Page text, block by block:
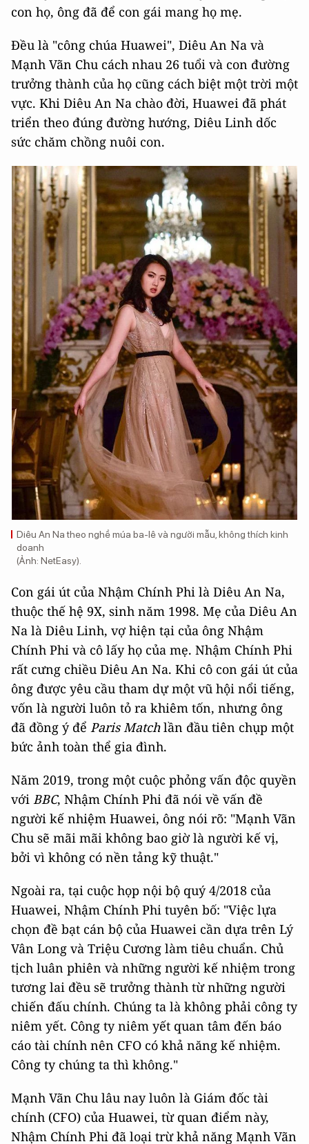
con họ, ông đã để con gái mang họ mẹ.
Đều là "công chúa Huawei", Diêu An Na và
Mạnh Vãn Chu cách nhau 26 tuổi và con đường
trưởng thành của họ cũng cách biệt một trời một
vực. Khi Diêu An Na chào đời, Huawei đã phát
triển theo đúng đường hướng, Diêu Linh dốc
sức chăm chồng nuôi con.
Diêu An Na theo nghề múa ba-lê và người mẫu, không thích kinh
doanh
(Ảnh: NetEasy).
Con gái út của Nhậm Chính Phi là Diêu An Na,
thuộc thế hệ 9X, sinh năm 1998. Mẹ của Diêu An
Na là Diêu Linh, vợ hiện tại của ông Nhậm
Chính Phi và cô lấy họ của mẹ. Nhậm Chính Phi
rất cưng chiều Diêu An Na. Khi cô con gái út của
ông được yêu cầu tham dự một vũ hội nổi tiếng,
vốn là người luôn tỏ ra khiêm tốn, nhưng ông
đã đồng ý để Paris Matchlần đầu tiên chụp một
bức ảnh toàn thể gia đình.
Năm 2019, trong một cuộc phỏng vấn độc quyền
với BBC, Nhậm Chính Phi đã nói về vấn đề
người kế nhiệm Huawei, ông nói rõ: "Mạnh Vãn
Chu sẽ mãi mãi không bao giờ là người kế vị,
bởi vì không có nền tảng kỹ thuật."
Ngoài ra, tại cuộc họp nội bộ quý 4/2018 của
Huawei, Nhậm Chính Phi tuyên bố: "Việc lựa
chọn đề bạt cán bộ của Huawei cần dựa trên Lý
Vân Long và Triệu Cương làm tiêu chuẩn. Chủ
tịch luân phiên và những người kế nhiệm trong
tương lai đều sẽ trưởng thành từ những người
chiến đấu chính. Chúng ta là không phải công ty
niêm yết. Công ty niêm yết quan tâm đến báo
cáo tài chính nên CFO có khả năng kế nhiệm.
Công ty chúng ta thì không."
Mạnh Vãn Chu lâu nay luôn là Giám đốc tài
chính (CFO) của Huawei, từ quan điểm này,
Nhậm Chính Phi đã loại trừ khả năng Mạnh Vãn